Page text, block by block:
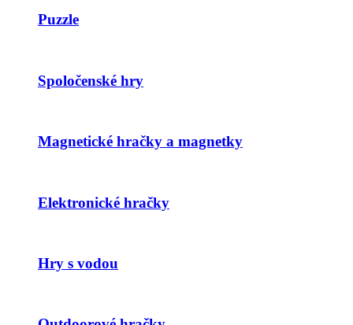
Puzzle
Spoločenské hry
Magnetické hračky a magnetky
Elektronické hračky
Hry s vodou